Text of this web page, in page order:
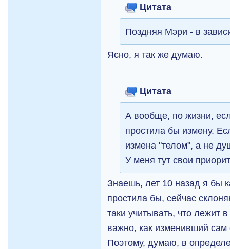
Цитата
Поздняя Мэри - в
Ясно, я так же думаю.
Цитата
А вообще, по жизни,
простила бы измену.
измена "телом", а не
У меня тут свои
Знаешь, лет 10 назад я бы
простила бы, сейчас
таки учитывать, что лежит
важно, как изменивший сам
Поэтому, думаю, в